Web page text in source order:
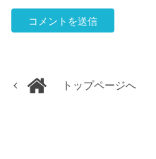
トップページへ